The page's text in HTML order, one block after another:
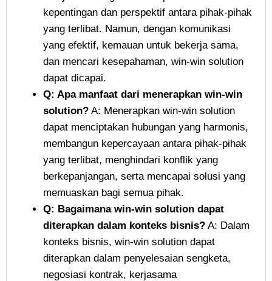
kepentingan dan perspektif antara pihak-pihak
yang terlibat. Namun, dengan komunikasi
yang efektif, kemauan untuk bekerja sama,
dan mencari kesepahaman, win-win solution
dapat dicapai.
Q: Apa manfaat dari menerapkan win-win
solution? A: Menerapkan win-win solution
dapat menciptakan hubungan yang harmonis,
membangun kepercayaan antara pihak-pihak
yang terlibat, menghindari konflik yang
berkepanjangan, serta mencapai solusi yang
memuaskan bagi semua pihak.
Q: Bagaimana win-win solution dapat
diterapkan dalam konteks bisnis? A: Dalam
konteks bisnis, win-win solution dapat
diterapkan dalam penyelesaian sengketa,
negosiasi kontrak, kerjasama